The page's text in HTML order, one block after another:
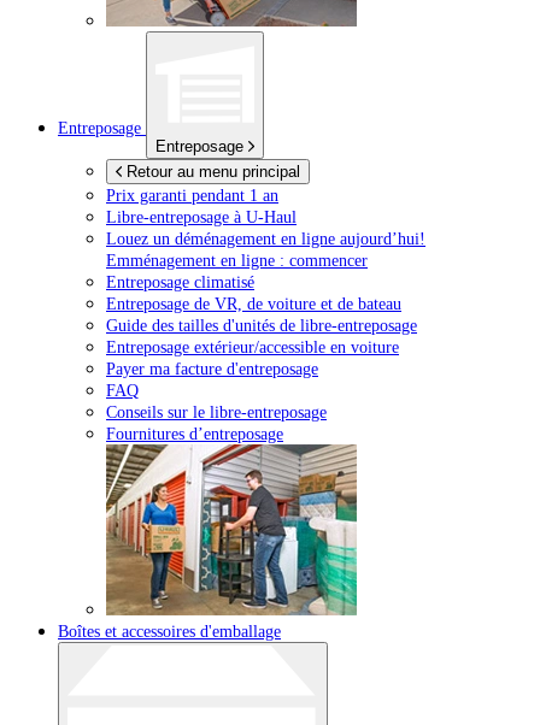
Entreposage
Entreposage
Retour au menu principal
Prix garanti pendant 1 an
Libre-entreposage à U-Haul
Louez un déménagement en ligne aujourd’hui!
Emménagement en ligne : commencer
Entreposage climatisé
Entreposage de VR, de voiture et de bateau
Guide des tailles d'unités de libre-entreposage
Entreposage extérieur/accessible en voiture
Payer ma facture d'entreposage
FAQ
Conseils sur le libre-entreposage
Fournitures d’entreposage
Boîtes et accessoires d'emballage